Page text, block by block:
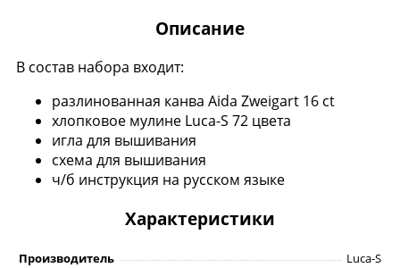
Описание
В состав набора входит:
разлинованная канва Aida Zweigart 16 ct
хлопковое мулине Luca-S 72 цвета
игла для вышивания
схема для вышивания
ч/б инструкция на русском языке
Характеристики
Производитель Luca-S